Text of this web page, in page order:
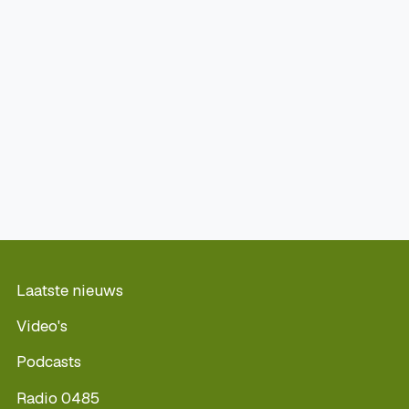
Laatste nieuws
Video's
Podcasts
Radio 0485